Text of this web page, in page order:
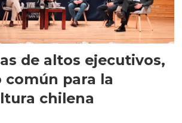
de altos ejecutivos,
común para la
chilena